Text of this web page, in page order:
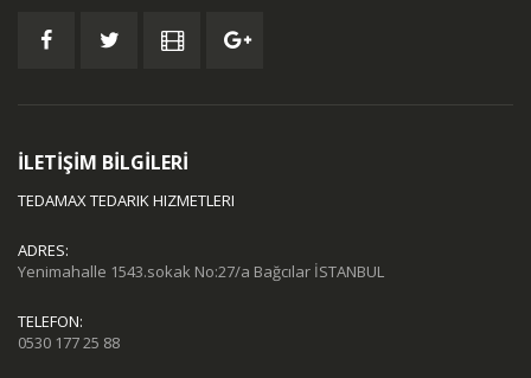
İLETİŞİM BİLGİLERİ
TEDAMAX TEDARIK HIZMETLERI
ADRES:
Yenimahalle 1543.sokak No:27/a Bağcılar İSTANBUL
TELEFON:
0530 177 25 88